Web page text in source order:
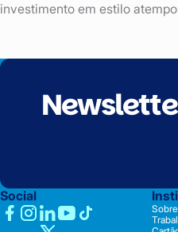
investimento em estilo
Social